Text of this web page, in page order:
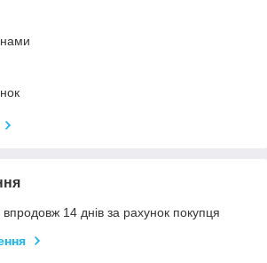
14 днів за рахунок покупця